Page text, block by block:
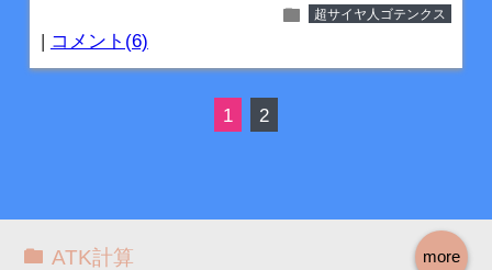
folder 超サイヤ人ゴテンクス
| コメント(6)
1 2
more
ATK計算